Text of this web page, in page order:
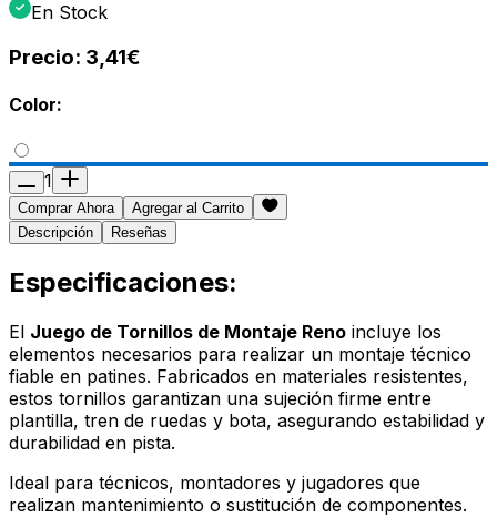
En Stock
Precio: 3,41€
Color:
1
Comprar Ahora
Agregar al Carrito
Descripción
Reseñas
Especificaciones:
El Juego de Tornillos de Montaje Reno incluye los
elementos necesarios para realizar un montaje técnico
fiable en patines. Fabricados en materiales resistentes,
estos tornillos garantizan una sujeción firme entre
plantilla, tren de ruedas y bota, asegurando estabilidad y
durabilidad en pista.
Ideal para técnicos, montadores y jugadores que
realizan mantenimiento o sustitución de componentes.